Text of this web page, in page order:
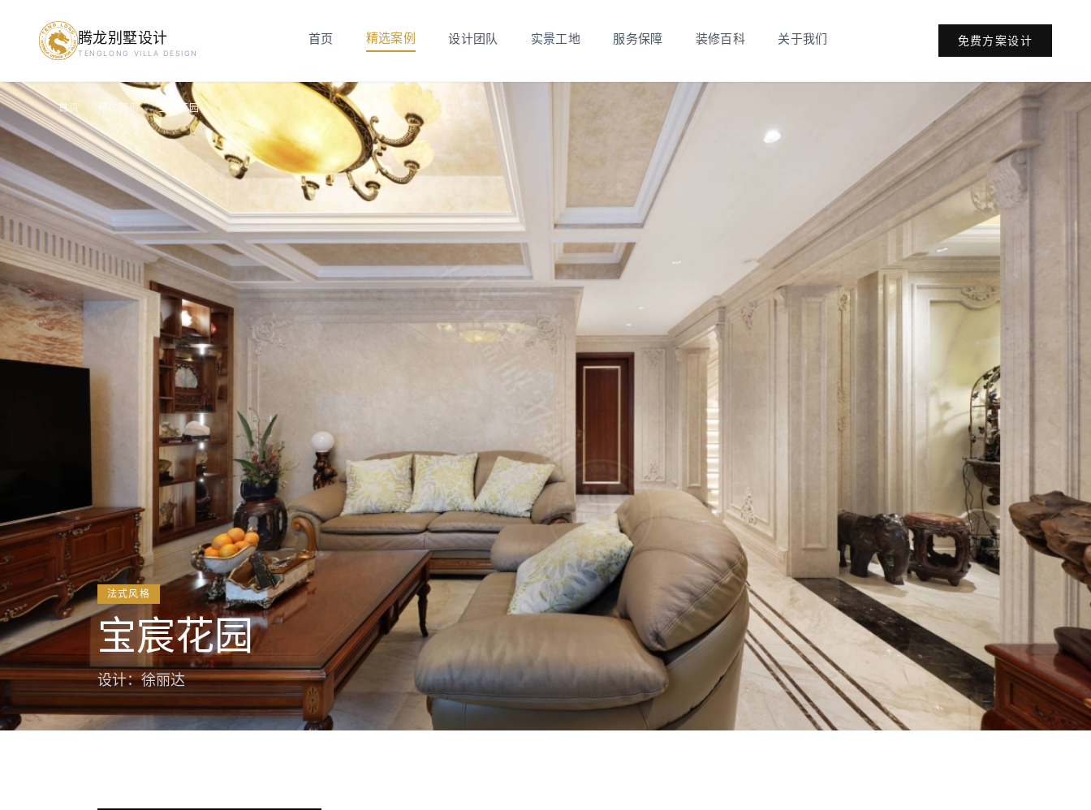
腾龙别墅设计
TENGLONG VILLA DESIGN
首页 精选案例 设计团队 实景工地 服务保障 装修百科 关于我们 免费方案设计
首页 精选案例 / 宝宸花园
法式风格
宝宸花园
设计：徐丽达
预约设计咨询
姓名*
手机号*
房屋面积（㎡）
立即预约
提交即视为您同意我们与您联系，信息仅用于设计咨询服务